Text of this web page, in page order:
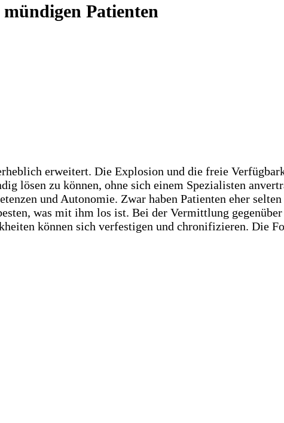
Patienten
erweitert. Die Explosion und die freie
lösen zu können, ohne sich einem Spezialisten
und Autonomie. Zwar haben Patienten eher
was mit ihm los ist. Bei der Vermittlung
können sich verfestigen und chronifizieren. Die